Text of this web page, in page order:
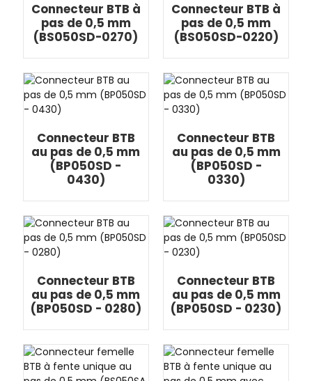
Connecteur BTB à
pas de 0,5 mm
(BS050SD-0270)
Connecteur BTB à
pas de 0,5 mm
(BS050SD-0220)
Connecteur BTB
au pas de 0,5 mm
(BP050SD -
0430)
Connecteur BTB
au pas de 0,5 mm
(BP050SD -
0330)
Connecteur BTB
au pas de 0,5 mm
(BP050SD - 0280)
Connecteur BTB
au pas de 0,5 mm
(BP050SD - 0230)